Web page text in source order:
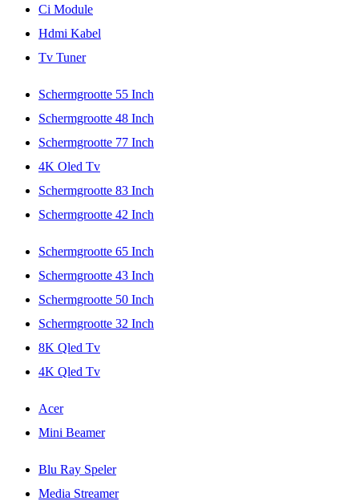
Ci Module
Hdmi Kabel
Tv Tuner
Schermgrootte 55 Inch
Schermgrootte 48 Inch
Schermgrootte 77 Inch
4K Oled Tv
Schermgrootte 83 Inch
Schermgrootte 42 Inch
Schermgrootte 65 Inch
Schermgrootte 43 Inch
Schermgrootte 50 Inch
Schermgrootte 32 Inch
8K Qled Tv
4K Qled Tv
Acer
Mini Beamer
Blu Ray Speler
Media Streamer